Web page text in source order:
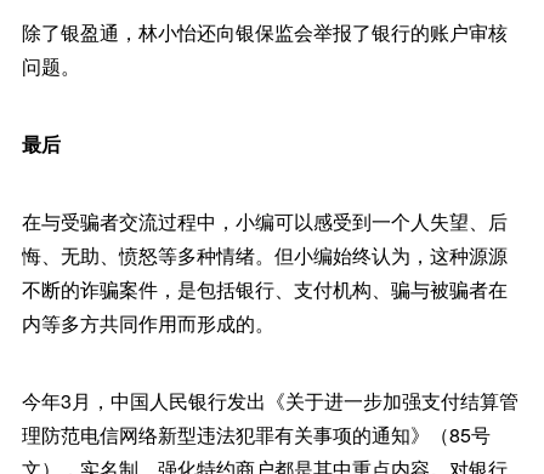
除了银盈通，林小怡还向银保监会举报了银行的账户审核
问题。
最后
在与受骗者交流过程中，小编可以感受到一个人失望、后
悔、无助、愤怒等多种情绪。但小编始终认为，这种源源
不断的诈骗案件，是包括银行、支付机构、骗与被骗者在
内等多方共同作用而形成的。
今年3月，中国人民银行发出《关于进一步加强支付结算管
理防范电信网络新型违法犯罪有关事项的通知》（85号
文），实名制、强化特约商户都是其中重点内容。对银行